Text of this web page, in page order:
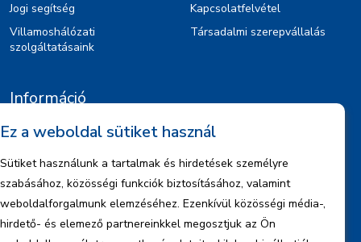
Jogi segítség
Villamoshálózati
szolgáltatásaink
Kapcsolatfelvétel
Társadalmi szerepvállalás
Információ
Kiajánlók
Jognyilatkozat
Szerzői jogok
Adatkezelési tájékoztató
Céginformáció
Ez a weboldal sütiket használ
Sütiket használunk a tartalmak és hirdetések személyre
szabásához, közösségi funkciók biztosításához, valamint
weboldalforgalmunk elemzéséhez. Ezenkívül közösségi média-,
hirdető- és elemező partnereinkkel megosztjuk az Ön